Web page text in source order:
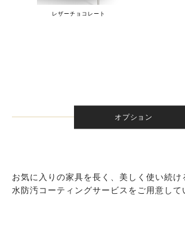
レザーチョコレート
オプション
お気に入りの家具を長く、美しく使い続け
水防汚コーティングサービスをご用意して